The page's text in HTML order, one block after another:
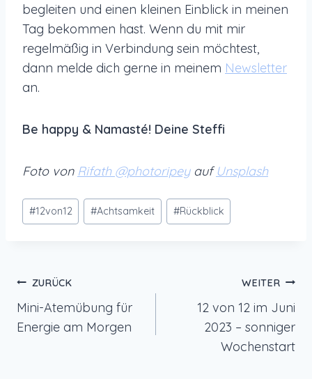
begleiten und einen kleinen Einblick in meinen
Tag bekommen hast. Wenn du mit mir
regelmäßig in Verbindung sein möchtest,
dann melde dich gerne in meinem Newsletter
an.
Be happy & Namasté! Deine Steffi
Foto von Rifath @photoripeyaufUnsplash
Schlagworte:
#12von12 #Achtsamkeit #Rückblick
Beitragsnavigation
ZURÜCK
Mini-Atemübung für
Energie am Morgen
WEITER
12 von 12 im Juni
2023 – sonniger
Wochenstart